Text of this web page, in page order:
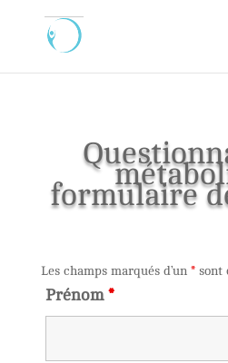
formulaire
Les champs marqués d’un *sont
Prénom *